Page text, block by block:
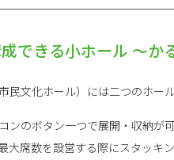
できる小ホール ～か
民文化ホール）には二つのホー
ンのボタン一つで展開・収納が
大席数を設営する際にスタッ